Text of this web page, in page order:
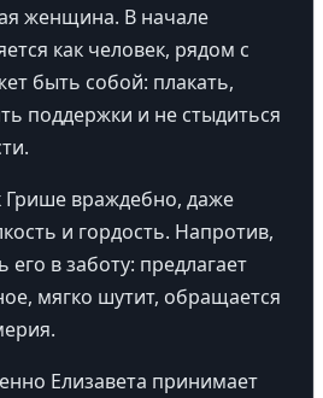
женщина. В начале
как человек, рядом с
быть собой: плакать,
поддержки и не стыдиться
Грише враждебно, даже
и гордость. Напротив,
его в заботу: предлагает
мягко шутит, обращается
Елизавета принимает